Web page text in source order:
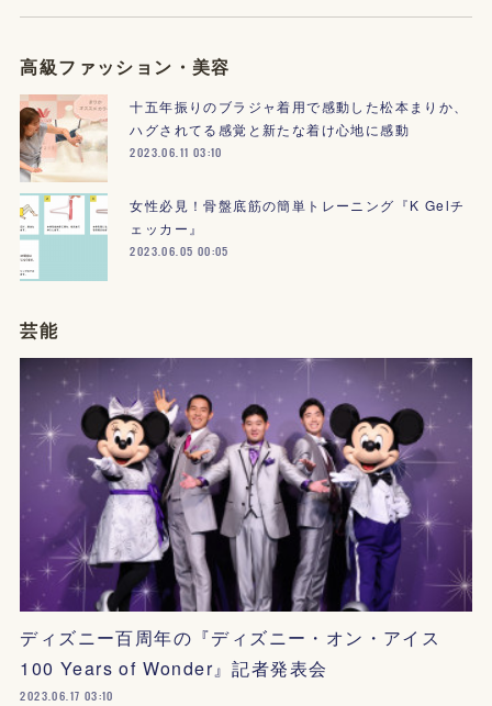
高級ファッション・美容
十五年振りのブラジャ着用で感動した松本まりか、
ハグされてる感覚と新たな着け心地に感動
2023.06.11 03:10
女性必見！骨盤底筋の簡単トレーニング『K Gelチ
ェッカー』
2023.06.05 00:05
芸能
ディズニー百周年の『ディズニー・オン・アイス
100 Years of Wonder』記者発表会
2023.06.17 03:10